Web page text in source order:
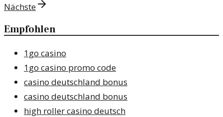
Nächste
Empfohlen
1go casino
1go casino promo code
casino deutschland bonus
casino deutschland bonus
high roller casino deutsch